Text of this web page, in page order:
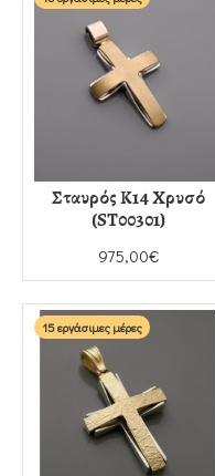
Σταυρός Κ14 Χρυσό
(ST00301)
975,00€
15 εργάσιμες μέρες